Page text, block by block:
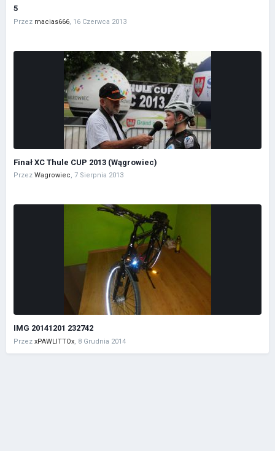
5
Przez macias666, 16 Czerwca 2013
Finał XC Thule CUP 2013 (Wągrowiec)
Przez Wagrowiec, 7 Sierpnia 2013
IMG 20141201 232742
Przez xPAWLITTOx, 8 Grudnia 2014